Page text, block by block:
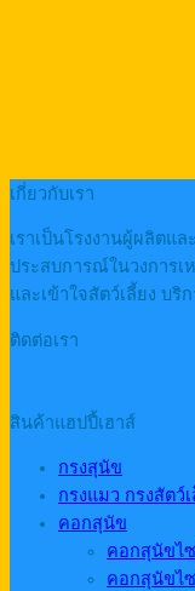
เกี่ยวกับเรา
เราเป็นโรงงานผู้ผลิตแ
ประสบการณ์ในวงการ
และเข้าใจสัตว์เลี้ยง บ
ติดต่อเรา
สินค้าแฮปปี้เฮาส์
กรงสุนัข
กรงแมว กรงสัตว์
คอกสุนัข
คอกสุนัขไ
คอกสุนัขไ